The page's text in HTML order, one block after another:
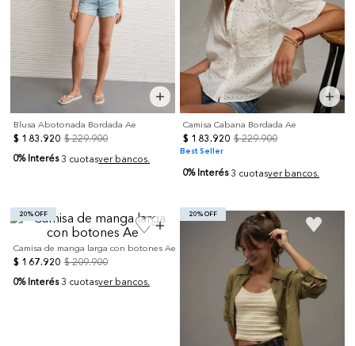
Blusa Abotonada Bordada Ae
$ 183.920 $ 229.900
0% Interés 3 cuotasver bancos.
Camisa Cabana Bordada Ae
$ 183.920 $ 229.900
Best Seller
0% Interés 3 cuotasver bancos.
20% OFF
Camisa de manga larga con botones Ae
$ 167.920 $ 209.900
0% Interés 3 cuotasver bancos.
20% OFF